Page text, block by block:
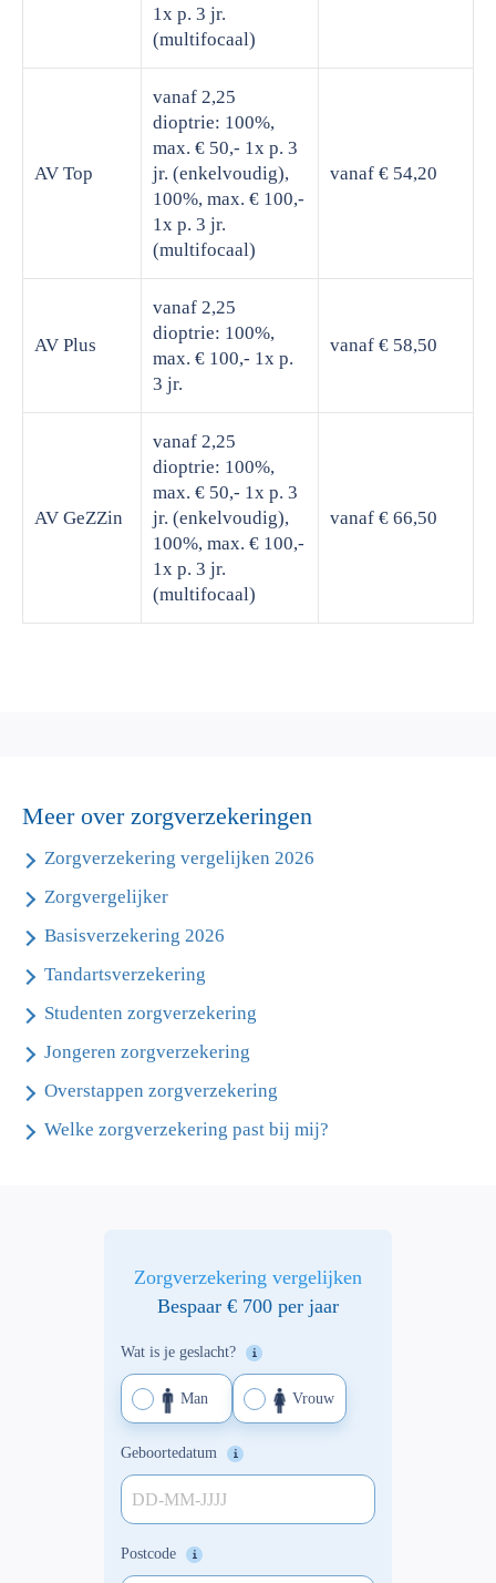
1x p. 3 jr.
(multifocaal)
AV Top
vanaf 2,25
dioptrie: 100%,
max. € 50,- 1x p. 3
jr. (enkelvoudig),
100%, max. € 100,-
1x p. 3 jr.
(multifocaal)
vanaf € 54,20
AV Plus
vanaf 2,25
dioptrie: 100%,
max. € 100,- 1x p.
3 jr.
vanaf € 58,50
AV GeZZin
vanaf 2,25
dioptrie: 100%,
max. € 50,- 1x p. 3
jr. (enkelvoudig),
100%, max. € 100,-
1x p. 3 jr.
(multifocaal)
vanaf € 66,50
Meer over zorgverzekeringen
Zorgverzekering vergelijken 2026
Zorgvergelijker
Basisverzekering 2026
Tandartsverzekering
Studenten zorgverzekering
Jongeren zorgverzekering
Overstappen zorgverzekering
Welke zorgverzekering past bij mij?
Zorgverzekering vergelijken
Bespaar € 700 per jaar
Wat is je geslacht?
Man Vrouw
Geboortedatum
DD-MM-JJJJ
Postcode